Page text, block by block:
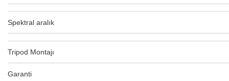
Spektral aralık
Tripod Montajı
Garanti